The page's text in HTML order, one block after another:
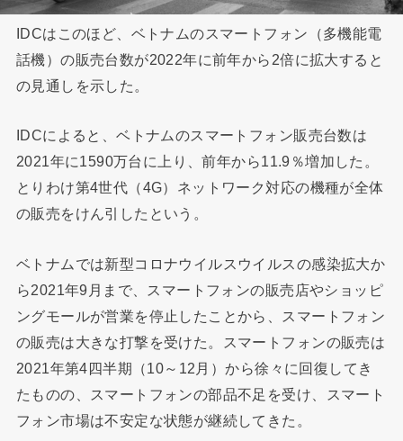
IDCはこのほど、ベトナムのスマートフォン（多機能電
話機）の販売台数が2022年に前年から2倍に拡大すると
の見通しを示した。
IDCによると、ベトナムのスマートフォン販売台数は
2021年に1590万台に上り、前年から11.9％増加した。
とりわけ第4世代（4G）ネットワーク対応の機種が全体
の販売をけん引したという。
ベトナムでは新型コロナウイルスウイルスの感染拡大か
ら2021年9月まで、スマートフォンの販売店やショッピ
ングモールが営業を停止したことから、スマートフォン
の販売は大きな打撃を受けた。スマートフォンの販売は
2021年第4四半期（10～12月）から徐々に回復してき
たものの、スマートフォンの部品不足を受け、スマート
フォン市場は不安定な状態が継続してきた。